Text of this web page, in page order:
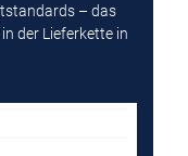
– das
der Lieferkette in